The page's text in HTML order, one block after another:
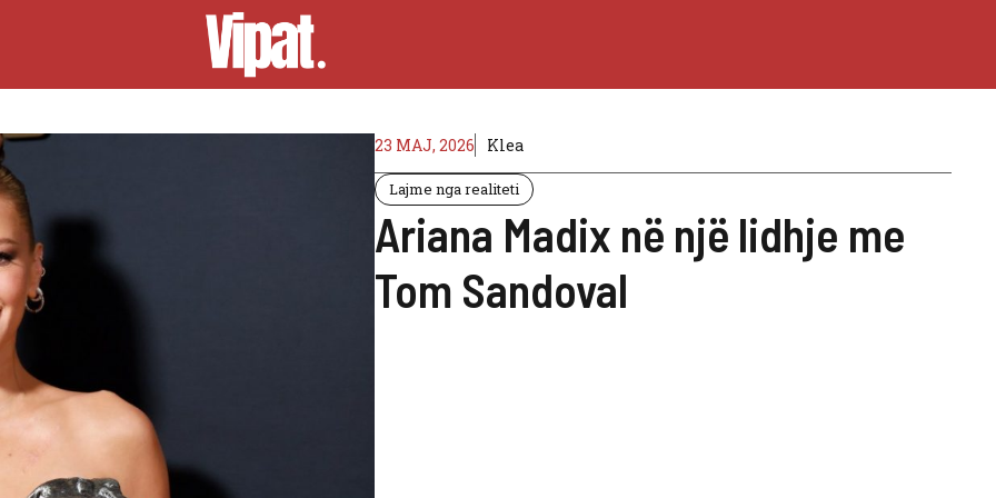
23 MAJ, 2026 Klea
Lajme nga realiteti
Ariana Madix në një lidhje me
Tom Sandoval